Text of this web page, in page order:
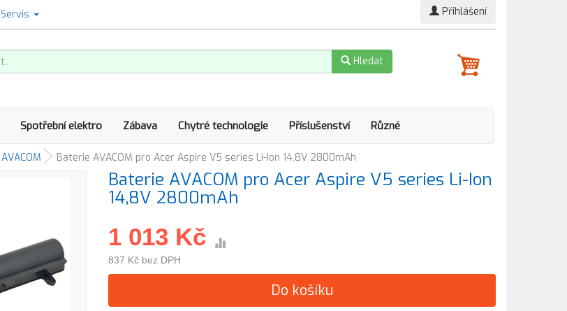
Servis Přihlášení
Hledat
Spotřební elektro Zábava Chytré technologie Příslušenství Různé
AVACOM Baterie AVACOM pro Acer Aspire V5 series Li-Ion 14,8V 2800mAh
Baterie AVACOM pro Acer Aspire V5 series Li-Ion
14,8V 2800mAh
1 013 Kč
837 Kč bez DPH
Do košíku